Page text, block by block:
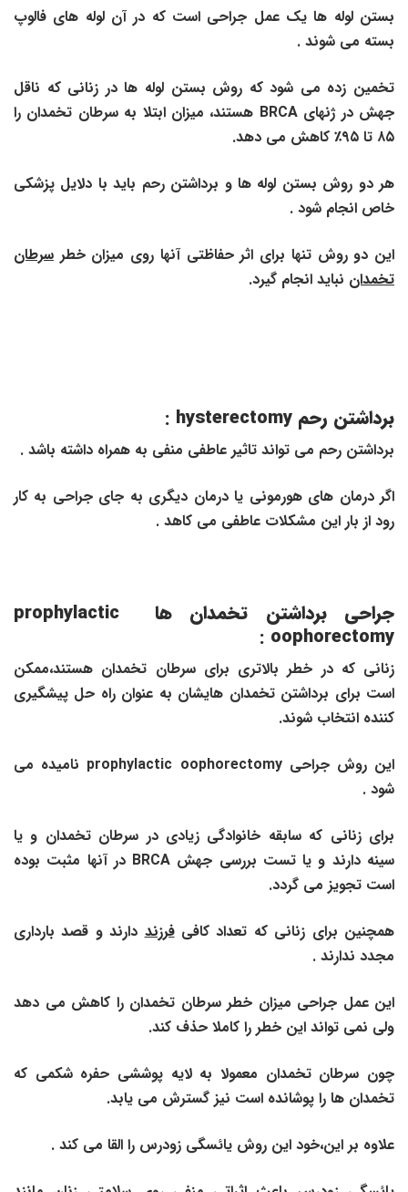
بستن لوله ها یک عمل جراحی است که در آن لوله های فالوپ
بسته می شوند .
تخمین زده می شود که روش بستن لوله ها در زنانی که ناقل
جهش در ژنهایBRCA هستند، میزان ابتلا به سرطان تخمدان را
۸۵ تا ۹۵٪ کاهش می دهد.
هر دو روش بستن لوله ها و برداشتن رحم باید با دلایل پزشکی
خاص انجام شود .
این دو روش تنها برای اثر حفاظتی آنها روی میزان خطر سرطان
تخمدان نباید انجام گیرد.
برداشتن رحم hysterectomy :
برداشتن رحم می تواند تاثیر عاطفی منفی به همراه داشته باشد .
اگر درمان های هورمونی یا درمان دیگری به جای جراحی به کار
رود از بار این مشکلات عاطفی می کاهد .
جراحی برداشتن تخمدان ها prophylactic
oophorectomy :
زنانی که در خطر بالاتری برای سرطان تخمدان هستند،ممکن
است برای برداشتن تخمدان هایشان به عنوان راه حل پیشگیری
کننده انتخاب شوند.
این روش جراحیprophylactic oophorectomy نامیده می
شود .
برای زنانی که سابقه خانوادگی زیادی در سرطان تخمدان و یا
سینه دارند و یا تست بررسی جهش BRCA در آنها مثبت بوده
است تجویز می گردد.
همچنین برای زنانی که تعداد کافیفرزنددارند و قصد بارداری
مجدد ندارند .
این عمل جراحی میزان خطر سرطان تخمدان را کاهش می دهد
ولی نمی تواند این خطر را کاملا حذف کند.
چون سرطان تخمدان معمولا به لایه پوششی حفره شکمی که
تخمدان ها را پوشانده است نیز گسترش می یابد.
علاوه بر این،خود این روش یائسگی زودرس را القا می کند .